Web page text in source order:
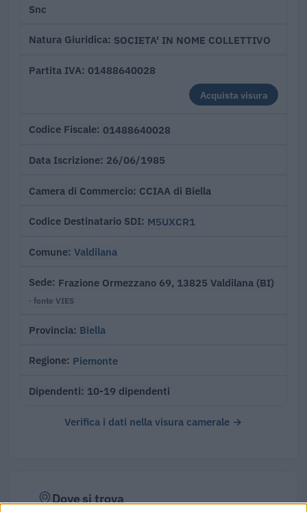
Snc
Natura Giuridica SOCIETA' IN NOME COLLETTIVO
Partita IVA 01488640028
Acquista visura
Codice Fiscale 01488640028
Data Iscrizione 26/06/1985
Camera di Commercio CCIAA di Biella
Codice Destinatario SDI M5UXCR1
Comune Valdilana
Sede Frazione Ormezzano 69, 13825 Valdilana (BI)
· fonte VIES
Provincia Biella
Regione Piemonte
Dipendenti 10-19 dipendenti
Verifica i dati nella visura camerale →
Dove si trova